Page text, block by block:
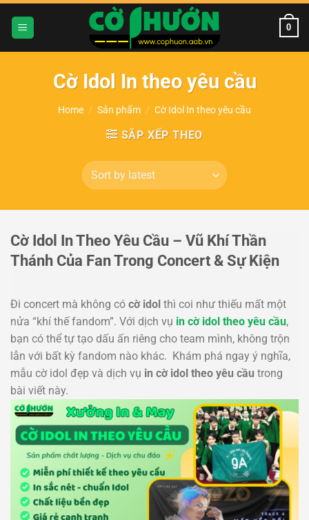
Chuyển
nội
0
Cờ Idol In theo yêu cầu
Home / Sản phẩm / Cờ Idol In theo yêu cầu
SẮP XẾP THEO
Cờ Idol In Theo Yêu Cầu – Vũ Khí Thần
Thánh Của Fan Trong Concert & Sự Kiện
Đi concert mà không có cờ idol thì coi như thiếu mất một
nửa “khí thế fandom”. Với dịch vụ in cờ idol theo yêu cầu,
bạn có thể tự tạo dấu ấn riêng cho team mình, không trộn
lẫn với bất kỳ fandom nào khác. Khám phá ngay ý nghĩa,
mẫu cờ idol đẹp và dịch vụ in cờ idol theo yêu cầu trong
bài viết này.